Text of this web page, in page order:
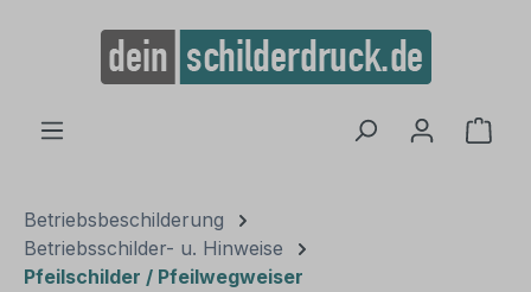
springen
Betriebsbeschilderung
Betriebsschilder- u. Hinweise
Pfeilschilder / Pfeilwegweiser